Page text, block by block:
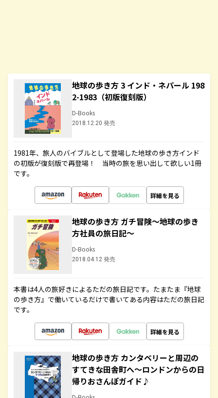
地球の歩き方 3 インド・ネパール 198
2-1983（初版復刻版）
D-Books
2018.12.20 発売
1981年、旅人のバイブルとして登場した地球の歩き方インド
の初版が復刻版で再登場！ 当時の旅を思い出して欲しい1冊
です。
詳細を見る
地球の歩き方 ガチ冒険～地球の歩き
方社員の旅日記～
D-Books
2018.04.12 発売
本書は4人の旅好きによるただの旅日記です。たまたま『地球
の歩き方』で働いているだけで書いてある内容はただの旅日記
です。
詳細を見る
地球の歩き方 カンタベリーと周辺の
すてきな田舎町へ～ロンドンからの日
帰りおさんぽガイド♪